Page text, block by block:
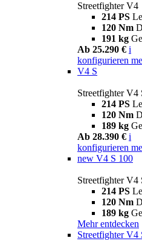
Streetfighter V4
214 PS
120 Nm
191 kg
Ab 25.290 € i
konfigurieren
V4 S
Streetfighter V4
214 PS
120 Nm
189 kg
Ab 28.390 € i
konfigurieren
new V4 S 100
Streetfighter V4
214 PS
120 Nm
189 kg
Mehr entdecken
Streetfighter V4